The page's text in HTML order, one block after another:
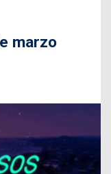
marzo